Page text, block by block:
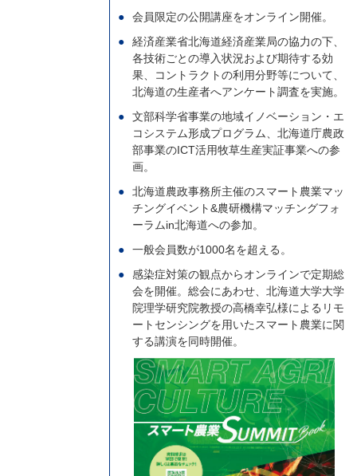
会員限定の公開講座をオンライン開催。
経済産業省北海道経済産業局の協力の下、
各技術ごとの導入状況および期待する効
果、コントラクトの利用分野等について、
北海道の生産者へアンケート調査を実施。
文部科学省事業の地域イノベーション・エ
コシステム形成プログラム、北海道庁農政
部事業のICT活用牧草生産実証事業への参
画。
北海道農政事務所主催のスマート農業マッ
チングイベント&農研機構マッチングフォ
ーラムin北海道への参加。
一般会員数が1000名を超える。
感染症対策の観点からオンラインで定期総
会を開催。総会にあわせ、北海道大学大学
院理学研究院教授の高橋幸弘様によるリモ
ートセンシングを用いたスマート農業に関
する講演を同時開催。